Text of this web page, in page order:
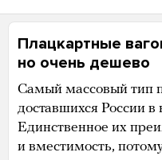
Плацкартные
но очень дешево
Самый массовый тип
доставшихся России
Единственное их
и вместимость,